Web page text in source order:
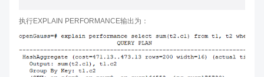
执行EXPLAIN PERFORMANCE输出为：